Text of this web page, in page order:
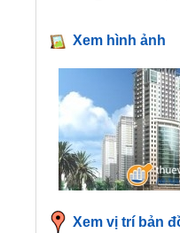
Xem hình ảnh
Xem vị trí bản